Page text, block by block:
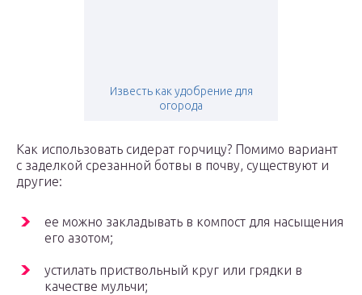
Известь как удобрение для
огорода
Как использовать сидерат горчицу? Помимо вариант
с заделкой срезанной ботвы в почву, существуют и
другие:
ее можно закладывать в компост для насыщения
его азотом;
устилать приствольный круг или грядки в
качестве мульчи;